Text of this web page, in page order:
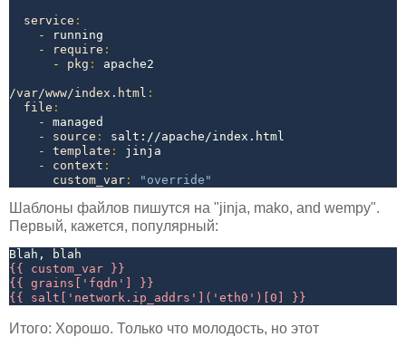
service :
-
running
-
require :
- pkg : apache2
/var/www/index.html :
file :
- managed
- source :
salt://apache/index.html
- template :
jinja
- context :
custom_var : " override "
Шаблоны файлов пишутся на "jinja, mako, and wempy".
Первый, кажется, популярный:
{{ custom_var }}
{{ grains['fqdn'] }}
{{ salt['network.ip_addrs']('eth0')[0] }}
Итого: Хорошо. Только что молодость, но этот